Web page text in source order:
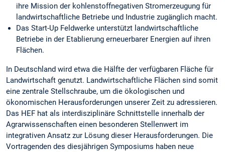
ihre Mission der kohlenstoffnegativen Stromerzeugung für
landwirtschaftliche Betriebe und Industrie zugänglich macht.
Das Start-Up Feldwerke unterstützt landwirtschaftliche
Betriebe in der Etablierung erneuerbarer Energien auf ihren
Flächen.
In Deutschland wird etwa die Hälfte der verfügbaren Fläche für
Landwirtschaft genutzt. Landwirtschaftliche Flächen sind somit
eine zentrale Stellschraube, um die ökologischen und
ökonomischen Herausforderungen unserer Zeit zu adressieren.
Das HEF hat als interdisziplinäre Schnittstelle innerhalb der
Agrarwissenschaften einen besonderen Stellenwert im
integrativen Ansatz zur Lösung dieser Herausforderungen. Die
Vortragenden des diesjährigen Symposiums haben neue